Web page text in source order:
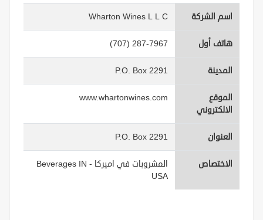
اسم الشركة Wharton Wines L L C
هاتف أول (707) 287-7967
المدينة P.O. Box 2291
الموقع
الالكتروني
www.whartonwines.com
العنوان P.O. Box 2291
الاختصاص
المشروبات في اميركا - Beverages IN
USA